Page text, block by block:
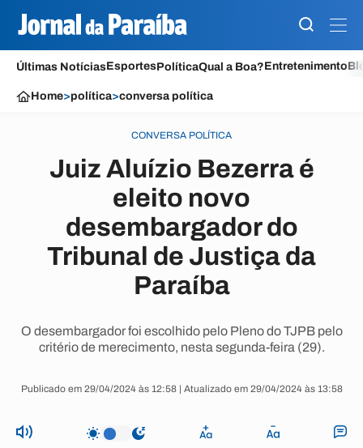
Últimas NotíciasEsportesPolíticaQual a Boa?Entretenimento
Home>política>conversa política
CONVERSA POLÍTICA
Juiz Aluízio Bezerra é
eleito novo
desembargador do
Tribunal de Justiça da
Paraíba
O desembargador foi escolhido pelo Pleno do TJPB pelo
critério de merecimento, nesta segunda-feira (29).
Publicado em 29/04/2024 às 12:58 | Atualizado em 29/04/2024 às 13:58